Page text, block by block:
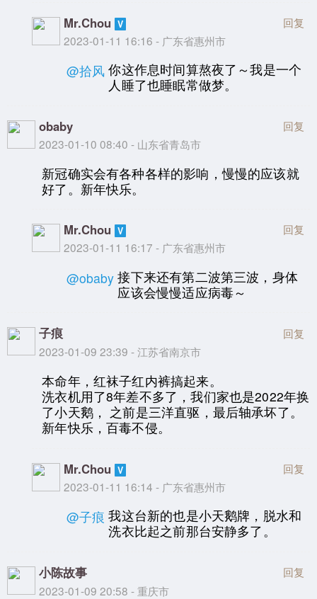
Mr.Chou
2023-01-11 16:16 - 广东省惠州市
回复
@拾风 你这作息时间算熬夜了～我是一个
人睡了也睡眠常做梦。
obaby
2023-01-10 08:40 - 山东省青岛市
回复
新冠确实会有各种各样的影响，慢慢的应该就
好了。新年快乐。
Mr.Chou
2023-01-11 16:17 - 广东省惠州市
回复
@obaby 接下来还有第二波第三波，身体
应该会慢慢适应病毒～
子痕
2023-01-09 23:39 - 江苏省南京市
回复
本命年，红袜子红内裤搞起来。
洗衣机用了8年差不多了，我们家也是2022年换
了小天鹅， 之前是三洋直驱，最后轴承坏了。
新年快乐，百毒不侵。
Mr.Chou
2023-01-11 16:14 - 广东省惠州市
回复
@子痕 我这台新的也是小天鹅牌，脱水和
洗衣比起之前那台安静多了。
小陈故事
2023-01-09 20:58 - 重庆市
回复